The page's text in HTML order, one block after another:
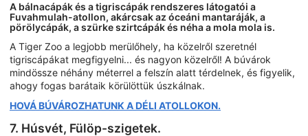
A bálnacápák és a tigriscápák rendszeres látogatói a
Fuvahmulah-atollon, akárcsak az óceáni mantaráják, a
pörölycápák, a szürke szirtcápák és néha a mola mola is.
A Tiger Zoo a legjobb merülőhely, ha közelről szeretnél
tigriscápákat megfigyelni... és nagyon közelről! A búvárok
mindössze néhány méterrel a felszín alatt térdelnek, és figyelik,
ahogy fogas barátaik körülöttük úszkálnak.
HOVÁ BÚVÁROZHATUNK A DÉLI ATOLLOKON.
7. Húsvét, Fülöp-szigetek.